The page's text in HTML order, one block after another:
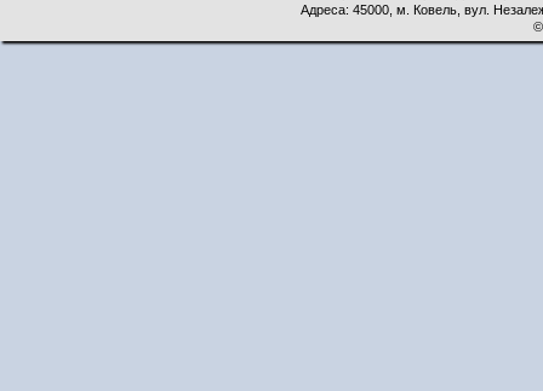
Адреса: 45000, м. Ковель, вул.